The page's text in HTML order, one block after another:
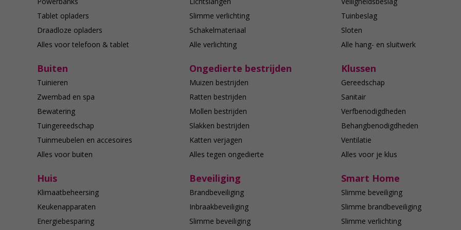
Tablet opladers
Draadloze opladers
Alles voor telefoon & tablet
Slimme verlichting
Schakelmateriaal
Alle verlichting
Tuinbeslag
Sloten
Alle hang- en sluitwerk
Buiten
Tuinieren
Zwembad en spa
Bewatering
Tuingereedschap
Tuinmeubelen en accesoires
Alles voor buiten
Ongedierte bestrijden
Muizen bestrijden
Ratten bestrijden
Mollen bestrijden
Slakken bestrijden
Katten verjagen
Alles tegen ongedierte
Klussen
Gereedschap
Sanitair
Verfbenodigdheden
Behangbenodigdheden
Ventilatie
Alles voor je klus
Huis
Klimaatbeheersing
Keukenapparaten
Energiebesparing
Beveiliging
Brandbeveiliging
Inbraakbeveiliging
Slimme beveiliging
Smart Home
Slimme beveiliging
Slimme brandbeveiliging
Slimme verlichting